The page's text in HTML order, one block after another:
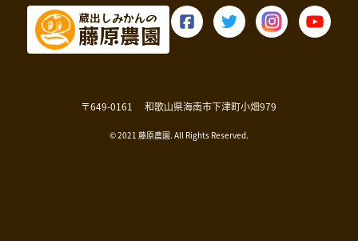
〒649-0161 和歌山県海南市下津町小畑979
© 2021 藤原農園. All Rights Reserved.
蔵出しみかんの
藤原農園